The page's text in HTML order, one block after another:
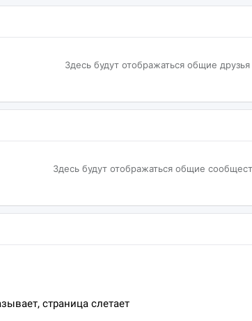
Здесь будут отображаться общие друзья
Здесь будут отображаться общие